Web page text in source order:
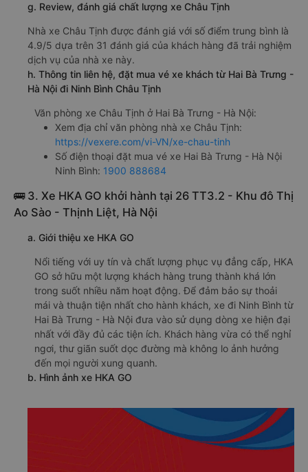
g. Review, đánh giá chất lượng xe Châu Tịnh
Nhà xe Châu Tịnh được đánh giá với số điểm trung bình là
4.9/5 dựa trên 31 đánh giá của khách hàng đã trải nghiệm
dịch vụ của nhà xe này.
h. Thông tin liên hệ, đặt mua vé xe khách từ Hai Bà Trưng -
Hà Nội đi Ninh Bình Châu Tịnh
Văn phòng xe Châu Tịnh ở Hai Bà Trưng - Hà Nội:
Xem địa chỉ văn phòng nhà xe Châu Tịnh:
https://vexere.com/vi-VN/xe-chau-tinh
Số điện thoại đặt mua vé xe Hai Bà Trưng - Hà Nội
Ninh Bình: 1900 888684
🚌 3. Xe HKA GO khởi hành tại 26 TT3.2 - Khu đô Thị
Ao Sào - Thịnh Liệt, Hà Nội
a. Giới thiệu xe HKA GO
Nổi tiếng với uy tín và chất lượng phục vụ đẳng cấp, HKA
GO sở hữu một lượng khách hàng trung thành khá lớn
trong suốt nhiều năm hoạt động. Để đảm bảo sự thoải
mái và thuận tiện nhất cho hành khách, xe đi Ninh Bình từ
Hai Bà Trưng - Hà Nội đưa vào sử dụng dòng xe hiện đại
nhất với đầy đủ các tiện ích. Khách hàng vừa có thể nghỉ
ngơi, thư giãn suốt dọc đường mà không lo ảnh hưởng
đến mọi người xung quanh.
b. Hình ảnh xe HKA GO